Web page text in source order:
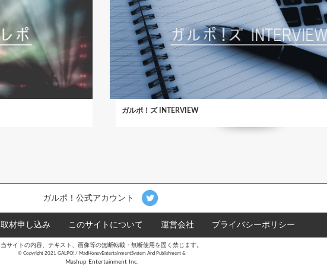
ガルポ！ズ INTERVIEW
ガルポ！公式アカウント
取材申し込み このサイトについて 運営会社 プライバシーポリシー
当サイトの内容、テキスト、画像等の無断転載・無断使用を固く禁じます。
©︎ Copyright 2021 GALPO! / MadHoneyEntertainmentSystem And Publishment &
Mashup Entertainment Inc.